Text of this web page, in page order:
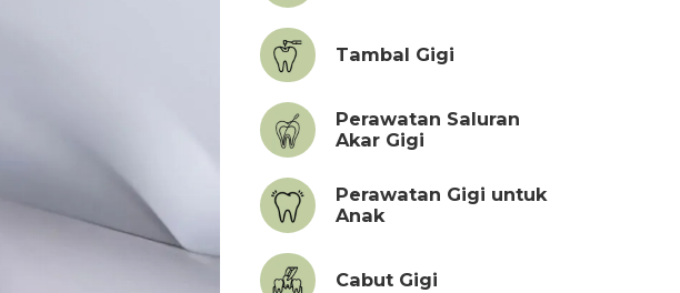
Tambal Gigi
Perawatan Saluran
Akar Gigi
Perawatan Gigi untuk
Anak
Cabut Gigi